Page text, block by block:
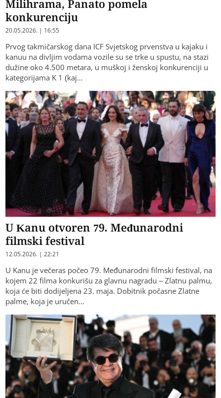
Milihrama, Panato pomela
konkurenciju
20.05.2026. | 16:55
Prvog takmičarskog dana ICF Svjetskog prvenstva u kajaku i
kanuu na divljim vodama vozile su se trke u spustu, na stazi
dužine oko 4.500 metara, u muškoj i ženskoj konkurenciji u
kategorijama K 1 (kaj…
U Kanu otvoren 79. Međunarodni
filmski festival
12.05.2026. | 22:21
U Kanu je večeras počeo 79. Međunarodni filmski festival, na
kojem 22 filma konkurišu za glavnu nagradu – Zlatnu palmu,
koja će biti dodijeljena 23. maja. Dobitnik počasne Zlatne
palme, koja je uručen…